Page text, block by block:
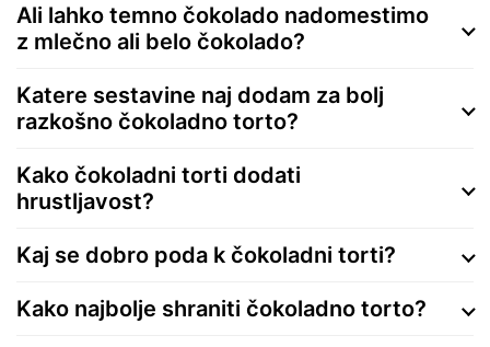
Ali lahko temno čokolado nadomestimo
z mlečno ali belo čokolado?
Katere sestavine naj dodam za bolj
razkošno čokoladno torto?
Kako čokoladni torti dodati
hrustljavost?
Kaj se dobro poda k čokoladni torti?
Kako najbolje shraniti čokoladno torto?